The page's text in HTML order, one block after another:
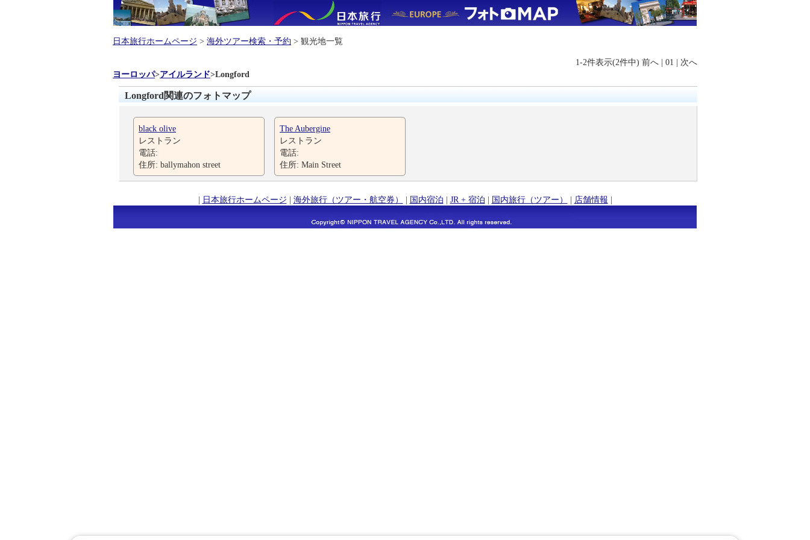
日本旅行ホームページ > 海外ツアー検索・予約 > 観光地一覧
1-2件表示(2件中) 前へ | 01 | 次へ
ヨーロッパ>アイルランド>Longford
Longford関連のフォトマップ
black olive
レストラン
電話:
住所: ballymahon street
The Aubergine
レストラン
電話:
住所: Main Street
| 日本旅行ホームページ | 海外旅行（ツアー・航空券） | 国内宿泊 | JR + 宿泊 | 国内旅行（ツアー） | 店舗情報 |